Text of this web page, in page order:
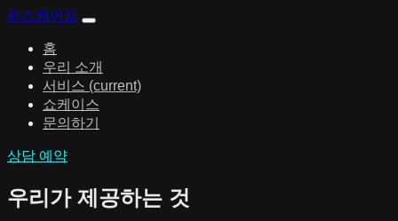
듄스케이프
홈
우리 소개
서비스 (current)
쇼케이스
문의하기
상담 예약
우리가 제공하는 것